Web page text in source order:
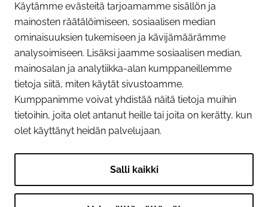
Käytämme evästeitä tarjoamamme sisällön ja
mainosten räätälöimiseen, sosiaalisen median
ominaisuuksien tukemiseen ja kävijämäärämme
analysoimiseen. Lisäksi jaamme sosiaalisen median,
mainosalan ja analytiikka-alan kumppaneillemme
tietoja siitä, miten käytät sivustoamme.
Kumppanimme voivat yhdistää näitä tietoja muihin
tietoihin, joita olet antanut heille tai joita on kerätty, kun
olet käyttänyt heidän palvelujaan.
Salli kaikki
Näytä evästeasetukseni
SOSIAALINEN MEDIA
Facebook InstagramYouTube